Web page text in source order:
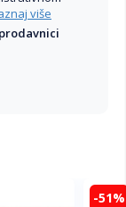
više
-51%